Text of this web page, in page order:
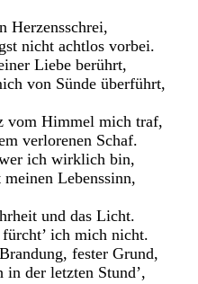
Herzensschrei,
nicht achtlos vorbei.
Liebe berührt,
von Sünde überführt,
vom Himmel mich traf,
verlorenen Schaf.
ich wirklich bin,
Lebenssinn,
und das Licht.
ich mich nicht.
fester Grund,
der letzten Stund’,